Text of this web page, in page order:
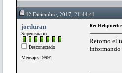
12 Diciembre, 2017, 21:44:41
jorduran
Superusuario
Desconectado
Mensajes: 9991
Re:
Retomo el
informando